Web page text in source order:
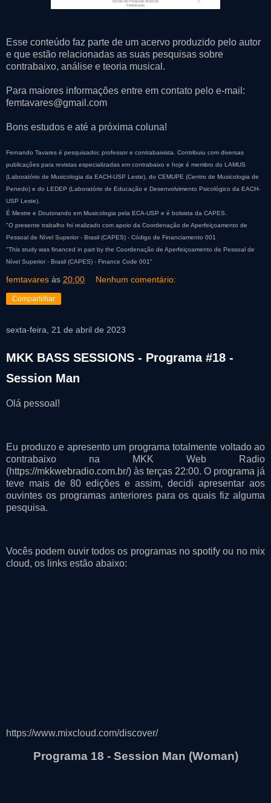
Esse conteúdo faz parte de um acervo produzido pelo autor
e que estão relacionadas as suas pesquisas sobre
contrabaixo, análise e teoria musical.
Para maiores informações entre em contato pelo e-mail:
femtavares@gmail.com
Bons estudos e até a próxima coluna!
Fernando Tavares é pesquisador, professor e contrabaixista. Contribuiu com diversas
publicações para revistas especializadas em contrabaixo e hoje é membro do LAMUS
(Laboratório de Musicologia da EACH-USP Leste), do CEMUPE (Centro de Musicologia de
Penedo) e do LEDEP (Laboratório de Educação e Desenvolvimento Psicológico da EACH-
USP Leste).
É Mestre e Doutorando em Musicologia pela ECA-USP e é bolsista da CAPES.
"O presente trabalho foi realizado com apoio da Coordenação de Aperfeiçoamento de
Pessoal de Nível Superior - Brasil (CAPES) - Código de Financiamento 001
"This study was financed in part by the Coordenação de Aperfeiçoamento de Pessoal de
Nível Superior - Brasil (CAPES) - Finance Code 001"
femtavares às 20:00 Nenhum comentário:
Compartilhar
sexta-feira, 21 de abril de 2023
MKK BASS SESSIONS - Programa #18 -
Session Man
Olá pessoal!
Eu produzo e apresento um programa totalmente voltado ao
contrabaixo na MKK Web Radio
(https://mkkwebradio.com.br/) às terças 22:00. O programa já
teve mais de 80 edições e assim, decidi apresentar aos
ouvintes os programas anteriores para os quais fiz alguma
pesquisa.
Vocês podem ouvir todos os programas no spotify ou no mix
cloud, os links estão abaixo:
https://www.mixcloud.com/discover/
Programa 18 - Session Man (Woman)